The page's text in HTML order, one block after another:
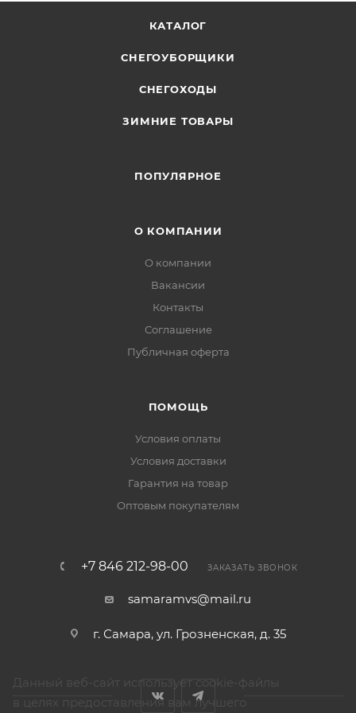
КАТАЛОГ
СНЕГОУБОРЩИКИ
СНЕГОХОДЫ
ЗИМНИЕ ТОВАРЫ
ПОПУЛЯРНОЕ
О КОМПАНИИ
О компании
Вакансии
Контакты
Соглашение
Публичная оферта
ПОМОЩЬ
Условия оплаты
Условия доставки
Гарантия на товар
Оптовым покупателям
+7 846 212-98-00 ЗАКАЗАТЬ ЗВОНОК
samaramvs@mail.ru
г. Самара, ул. Грозненская, д. 35
Данный веб-сайт использует cookie-файлы
в целях предоставления вам лучшего